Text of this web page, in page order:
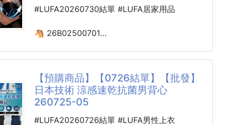
吃第一口驚喜
送完禮還能天天使用帆布袋
真正做到好吃、好看、又實用！
✨一份禮物，雙重價值
✨有面子、更有記憶點
✨大人、小孩收到都超開心！
🥮
🇧🇪德式燻腸+上滿滿的香濃起司🧀，將美味捲
光用看的就快流口水啦
口感獨特豐富有層次，讓人忍不住一口接一口
媽媽們早餐的神隊友👼👼👼
小朋友大人都喜❤️，早餐、下午茶點心、消夜
#LUFA20260730結單 #LUFA居家用品
🐴 26B02500701
【商品說明】-
別再讓濕黏與悶熱毀了你一整天的工作好心情
與駕駛體驗！
全新「夏日清涼舒適編織透氣坐椅墊」清爽登
【預購商品】【0726結單】【批發】
日本技術 涼感速乾抗菌男背心
260725-05
#LUFA20260726結單 #LUFA男性上衣